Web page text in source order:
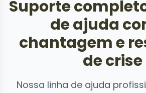
Suporte
de ajuda
chantagem e
de crise
Nossa linha de ajuda